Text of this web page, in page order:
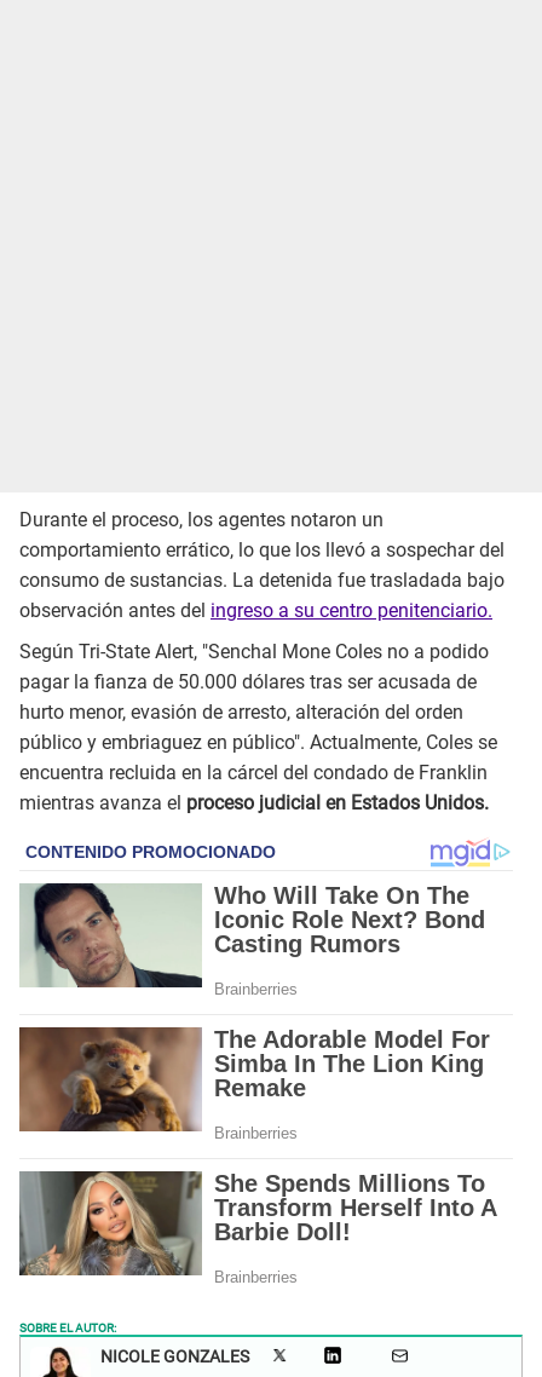
Durante el proceso, los agentes notaron un
comportamiento errático, lo que los llevó a sospechar del
consumo de sustancias. La detenida fue trasladada bajo
observación antes del ingreso a su centro penitenciario.
Según Tri-State Alert, "Senchal Mone Coles no a podido
pagar la fianza de 50.000 dólares tras ser acusada de
hurto menor, evasión de arresto, alteración del orden
público y embriaguez en público". Actualmente, Coles se
encuentra recluida en la cárcel del condado de Franklin
mientras avanza el proceso judicial en Estados Unidos.
SOBRE EL AUTOR:
NICOLE GONZALES